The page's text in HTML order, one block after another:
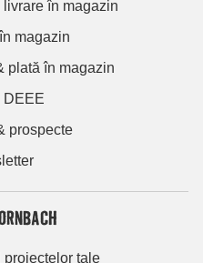
în magazin
magazin
plată în magazin
DEEE
prospecte
proiectelor tale